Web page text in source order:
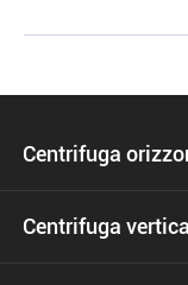
Centrifuga
Centrifuga